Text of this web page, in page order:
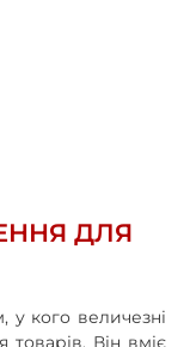
ДЛЯ
у кого величезні
товарів. Він вміє